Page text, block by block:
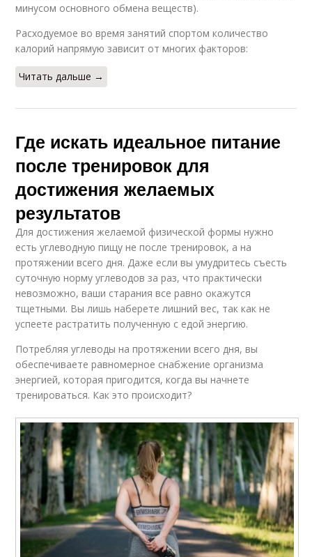
минусом основного обмена веществ).
Расходуемое во время занятий спортом количество
калорий напрямую зависит от многих факторов:
Читать дальше →
Где искать идеальное питание
после тренировок для
достижения желаемых
результатов
Для достижения желаемой физической формы нужно
есть углеводную пищу не после тренировок, а на
протяжении всего дня. Даже если вы умудритесь съесть
суточную норму углеводов за раз, что практически
невозможно, ваши старания все равно окажутся
тщетными. Вы лишь наберете лишний вес, так как не
успеете растратить полученную с едой энергию.
Потребляя углеводы на протяжении всего дня, вы
обеспечиваете равномерное снабжение организма
энергией, которая пригодится, когда вы начнете
тренироваться. Как это происходит?